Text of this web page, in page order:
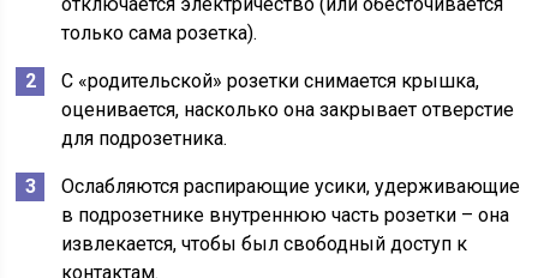
только сама розетка).
С «родительской» розетки снимается крышка,
оценивается, насколько она закрывает отверстие
для подрозетника.
Ослабляются распирающие усики, удерживающие
в подрозетнике внутреннюю часть розетки – она
извлекается, чтобы был свободный доступ к
контактам.